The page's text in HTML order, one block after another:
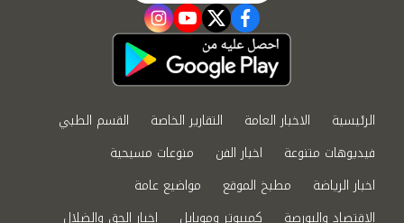
facebook
twitter
youtube
instagram
الرئيسية الاخبار العامة التقارير الخاصة
القسم الطبي
فيديوهات متنوعة
اخبار الفن
منوعات مسيحية
اخبار الرياضة
مطبخ الموقع
مواضيع عامة
الاقتصاد والبورصة
كمبيوتر وموبايل اخبار الحق والضلال